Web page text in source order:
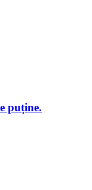
puține.